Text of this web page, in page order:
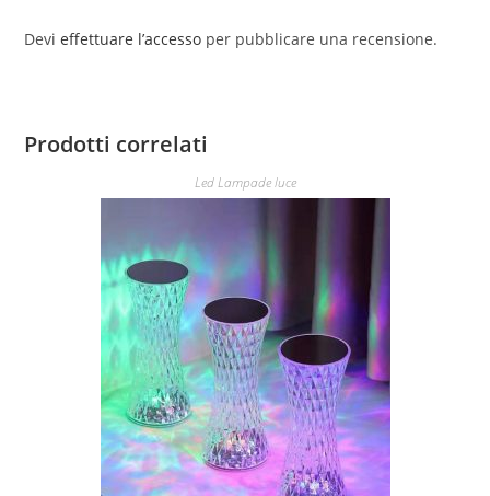
Devieffettuare l’accesso per pubblicare una recensione.
Prodotti correlati
Led Lampade luce